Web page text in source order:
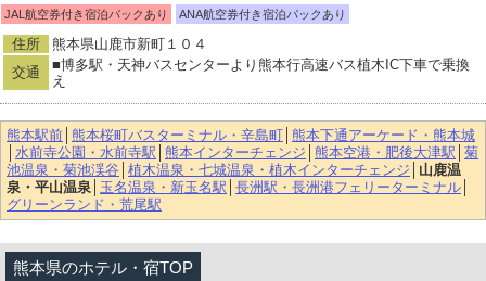
JAL航空券付き宿泊パックあり ANA航空券付き宿泊パックあり
住所
熊本県山鹿市新町１０４
交通
■博多駅・天神バスセンターより熊本行高速バス植木IC下車で乗換
え
熊本駅前 熊本桜町バスターミナル・辛島町 熊本下通アーケード・熊本城
水前寺公園・水前寺駅 熊本インターチェンジ 熊本空港・肥後大津駅 菊
池温泉・菊池渓谷 植木温泉・七城温泉・植木インターチェンジ
山鹿温
泉・平山温泉 玉名温泉・新玉名駅 長洲駅・長洲港フェリーターミナル
グリーンランド・荒尾駅
熊本県のホテル・宿TOP